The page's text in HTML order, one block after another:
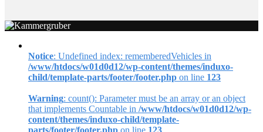
Notice: Undefined index: rememberedVehicles in
/www/htdocs/w01d0d12/wp-content/themes/induxo-
child/template-parts/footer/footer.php on line 123
Warning: count(): Parameter must be an array or an object
that implements Countable in /www/htdocs/w01d0d12/wp-
content/themes/induxo-child/template-
parts/footer/footer.php on line 123